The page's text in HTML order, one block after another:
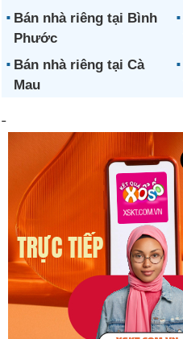
Bán nhà riêng tại Bình
Phước
Bán nhà riêng tại Cà
Mau